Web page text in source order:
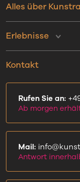
Alles über
Erlebnisse
Kontakt
Rufen Sie an:
Ab morgen
Mail:
Antwort